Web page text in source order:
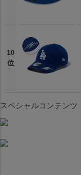
10
位
スペシャルコンテンツ